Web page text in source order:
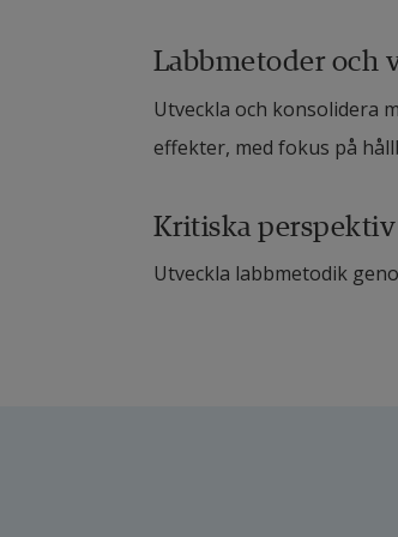
Labbmetoder och
Utveckla och konsolidera
effekter, med fokus på
Kritiska perspektiv
Utveckla labbmetodik